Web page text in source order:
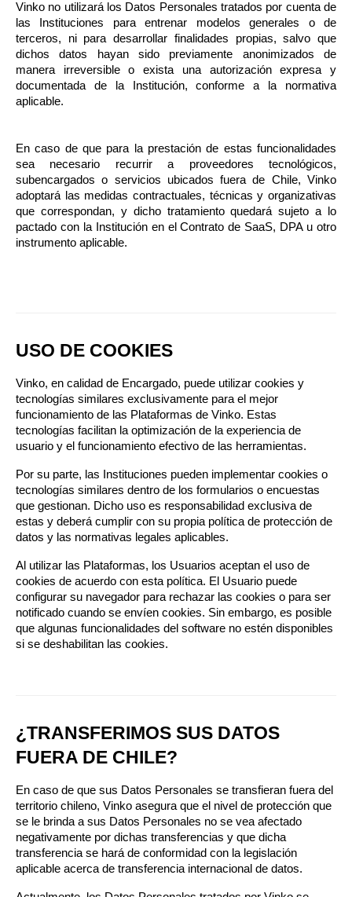
Vinko no utilizará los Datos Personales tratados por cuenta de
las Instituciones para entrenar modelos generales o de
terceros, ni para desarrollar finalidades propias, salvo que
dichos datos hayan sido previamente anonimizados de
manera irreversible o exista una autorización expresa y
documentada de la Institución, conforme a la normativa
aplicable.
En caso de que para la prestación de estas funcionalidades
sea necesario recurrir a proveedores tecnológicos,
subencargados o servicios ubicados fuera de Chile, Vinko
adoptará las medidas contractuales, técnicas y organizativas
que correspondan, y dicho tratamiento quedará sujeto a lo
pactado con la Institución en el Contrato de SaaS, DPA u otro
instrumento aplicable.
USO DE COOKIES
Vinko, en calidad de Encargado, puede utilizar cookies y
tecnologías similares exclusivamente para el mejor
funcionamiento de las Plataformas de Vinko. Estas
tecnologías facilitan la optimización de la experiencia de
usuario y el funcionamiento efectivo de las herramientas.
Por su parte, las Instituciones pueden implementar cookies o
tecnologías similares dentro de los formularios o encuestas
que gestionan. Dicho uso es responsabilidad exclusiva de
estas y deberá cumplir con su propia política de protección de
datos y las normativas legales aplicables.
Al utilizar las Plataformas, los Usuarios aceptan el uso de
cookies de acuerdo con esta política. El Usuario puede
configurar su navegador para rechazar las cookies o para ser
notificado cuando se envíen cookies. Sin embargo, es posible
que algunas funcionalidades del software no estén disponibles
si se deshabilitan las cookies.
¿TRANSFERIMOS SUS DATOS
FUERA DE CHILE?
En caso de que sus Datos Personales se transfieran fuera del
territorio chileno, Vinko asegura que el nivel de protección que
se le brinda a sus Datos Personales no se vea afectado
negativamente por dichas transferencias y que dicha
transferencia se hará de conformidad con la legislación
aplicable acerca de transferencia internacional de datos.